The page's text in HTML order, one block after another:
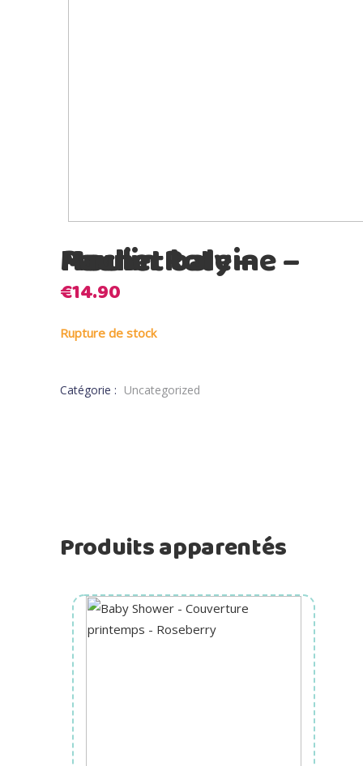
Moulin Roty – Hochet baleine – Paulie
€14.90
Rupture de stock
Catégorie : Uncategorized
Produits apparentés